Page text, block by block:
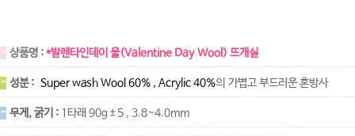
- 상품명 :*발렌타인데이 울(Valentine Day Wool) 뜨개실
- 성분 : Super wash Wool 60% , Acrylic 40%의 가볍고 부드러운 혼방사
- 무게, 굵기 : 1타래 90g±5 , 3.8~4.0mm